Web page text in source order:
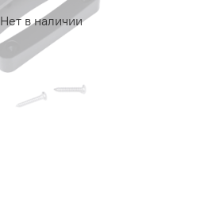
Нет в наличии